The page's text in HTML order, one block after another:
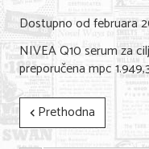
Dostupno od februara
NIVEA Q10 serum za
preporučena mpc
Prethodna